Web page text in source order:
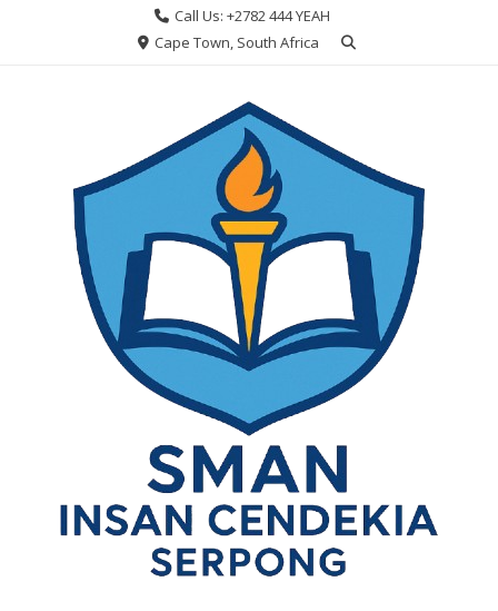
Call Us: +2782 444 YEAH
Cape Town, South Africa